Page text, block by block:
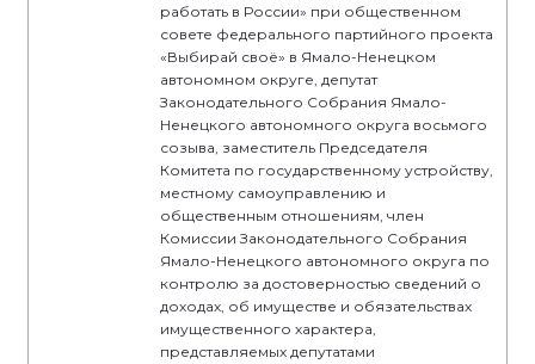
работать в России» при общественном
совете федерального партийного проекта
«Выбирай своё» в Ямало-Ненецком
автономном округе, депутат
Законодательного Собрания Ямало-
Ненецкого автономного округа восьмого
созыва, заместитель Председателя
Комитета по государственному устройству,
местному самоуправлению и
общественным отношениям, член
Комиссии Законодательного Собрания
Ямало-Ненецкого автономного округа по
контролю за достоверностью сведений о
доходах, об имуществе и обязательствах
имущественного характера,
представляемых депутатами